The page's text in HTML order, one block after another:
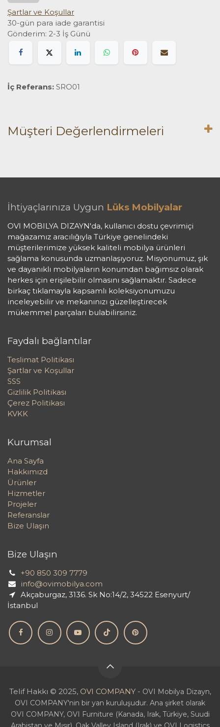
Şartlar ve Koşullar
30-gün para iade garantisi
Gönderim: 2-3 İş Günü
İç Referans: SRO01
Müşteri Değerlendirmeleri
İhtiyaçlarınıza Uygun Lüks Mobilyalar
OVI MOBILYA DIZAYN'da, kullanıcı dostu çevrimiçi
mağazamız aracılığıyla Türkiye genelindeki
müşterilerimize yüksek kaliteli mobilya ürünleri
sağlama konusunda uzmanlaşıyoruz. Misyonumuz, şık
ve dayanıklı mobilyaların konumdan bağımsız olarak
herkes için erişilebilir olmasını sağlamaktır. Sadece
birkaç tıklamayla kapsamlı koleksiyonumuzu
inceleyebilir ve mekanınızı güzelleştirecek
mükemmel parçaları bulabilirsiniz.
Bize Ulaşın
+90 850 309 7779
info@ovimobilya.com
Akçaburgaz, 3136. Sk No:14/2, 34522 Esenyurt/
İstanbul
Faydalı bağlantılar
Teslimat Politikası
Şartlar ve Koşullar
SSS
Gizlilik Politikası
Çerez Politikası
KVKK
Kurumsal
Ana Sayfa
Hakkımızd
Ürünler
Hizmetler
Projeler
Referanslar
Bize Ulaşın
Telif Hakkı © 2025, OVI COMPANY- OVI Mobilya Dizayn,
OVI COMPANY'nin bir yan kuruluşudur. Ana şirket olarak
OVI COMPANY, OVI Furniture (Kanada, Irak, Türkiye, Suudi